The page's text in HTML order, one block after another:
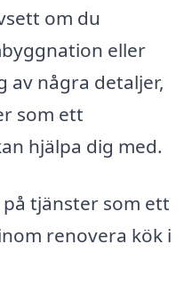
om du
eller
av några detaljer,
som ett
hjälpa dig med.
tjänster som ett
renovera kök i